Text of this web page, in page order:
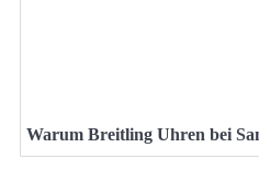
Warum Breitling Uhren bei